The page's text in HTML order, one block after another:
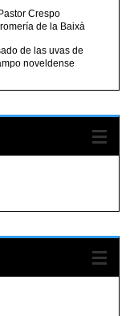
Crespo
de la Baixà
de las uvas de
noveldense